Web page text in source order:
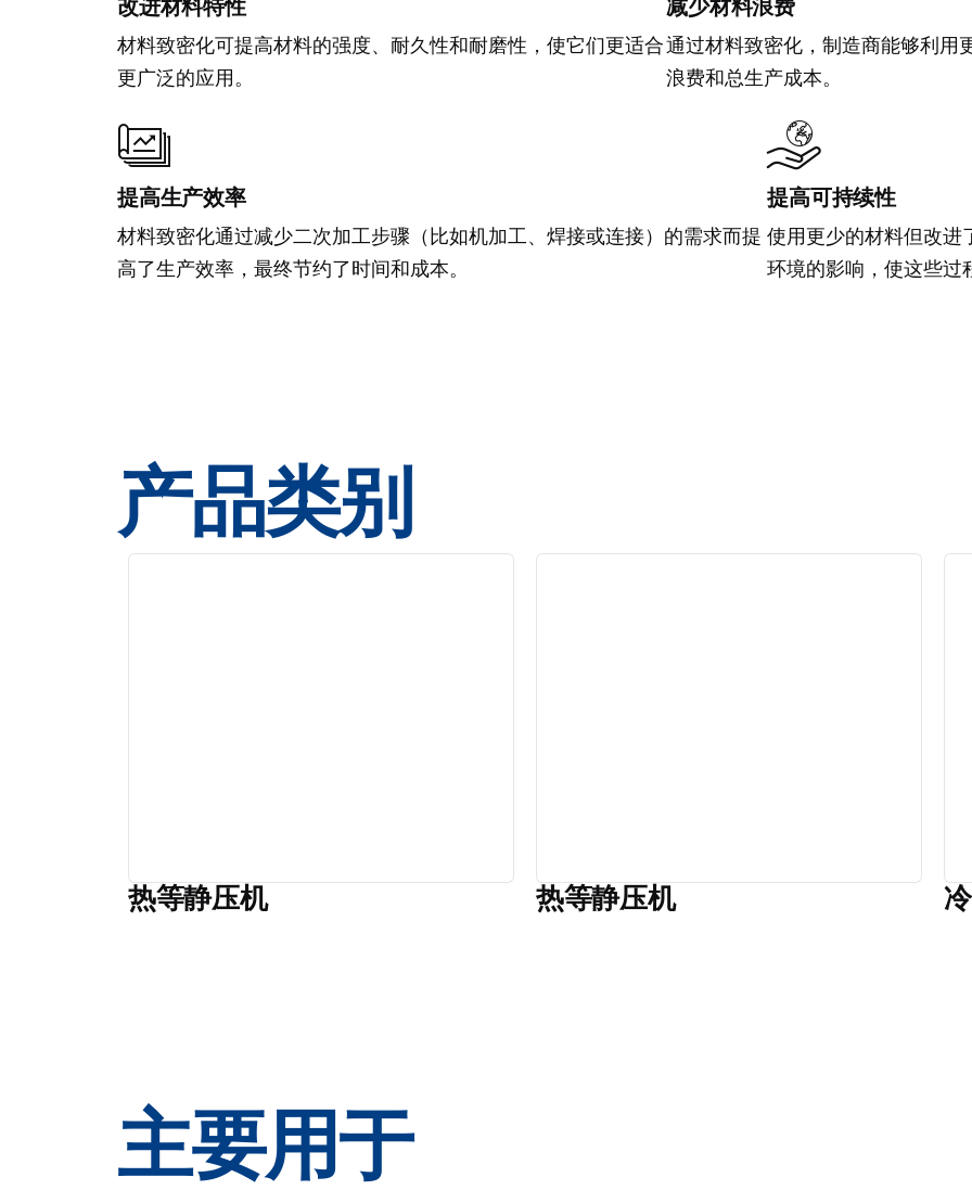
改进材料特性
材料致密化可提高材料的强度、耐久性和耐磨性，使它们更适合
更广泛的应用。
减少材料浪费
通过材料致密化，制造商能够利用
浪费和总生产成本。
提高生产效率
材料致密化通过减少二次加工步骤（比如机加工、焊接或连接）的需求而提
高了生产效率，最终节约了时间和成本。
提高可持续性
使用更少的材料但改进
环境的影响，使这些过
产品类别
热等静压机 热等静压机
主要用于